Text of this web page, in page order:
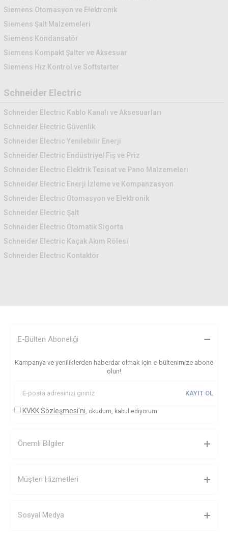
Siemens Otomasyon ve Elektronik
Siemens Şalt Malzemeleri
Siemens Kondansatör
Siemens Kompakt Şalter ve Aksesuar
Siemens Hız Kontrol ve Softstarter
Schneider Electric
Schneider Electric Kablo Kanalı ve Aksesuarları
Schneider Electric Güvenlik
Schneider Electric Yenilebilir Enerji
Schneider Electric Endüstriyel Fiş ve Priz
Schneider Electric Elektrik Tesisat ve Pano Malzemeleri
Schneider Electric Enerji İzleme ve Kompanzasyon
Schneider Electric Otomasyon ve Elektronik
Schneider Electric Şalt
Schneider Electric Otomatik Sigorta
Schneider Electric Kaçak Akım Rölesi
Schneider Electric Kontaktör
E-Bülten Aboneliği
Kampanya ve yeniliklerden haberdar olmak için e-bültenimize abone
olun!
KAYIT OL
KVKK Sözleşmesi'ni , okudum, kabul ediyorum.
Önemli Bilgiler
Müşteri Hizmetleri
Sosyal Medya